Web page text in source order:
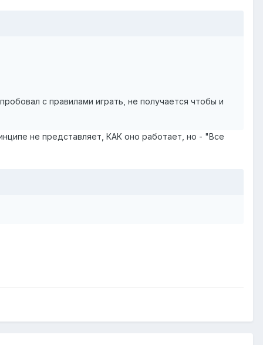
с правилами играть, не получается чтобы и
не представляет, КАК оно работает, но - "Все